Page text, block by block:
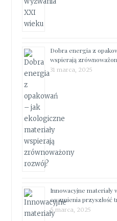
Dobra energia z
wspierają
31 marca, 2025
Innowacyjne materiały
co zmienia przyszłość
5 marca, 2025